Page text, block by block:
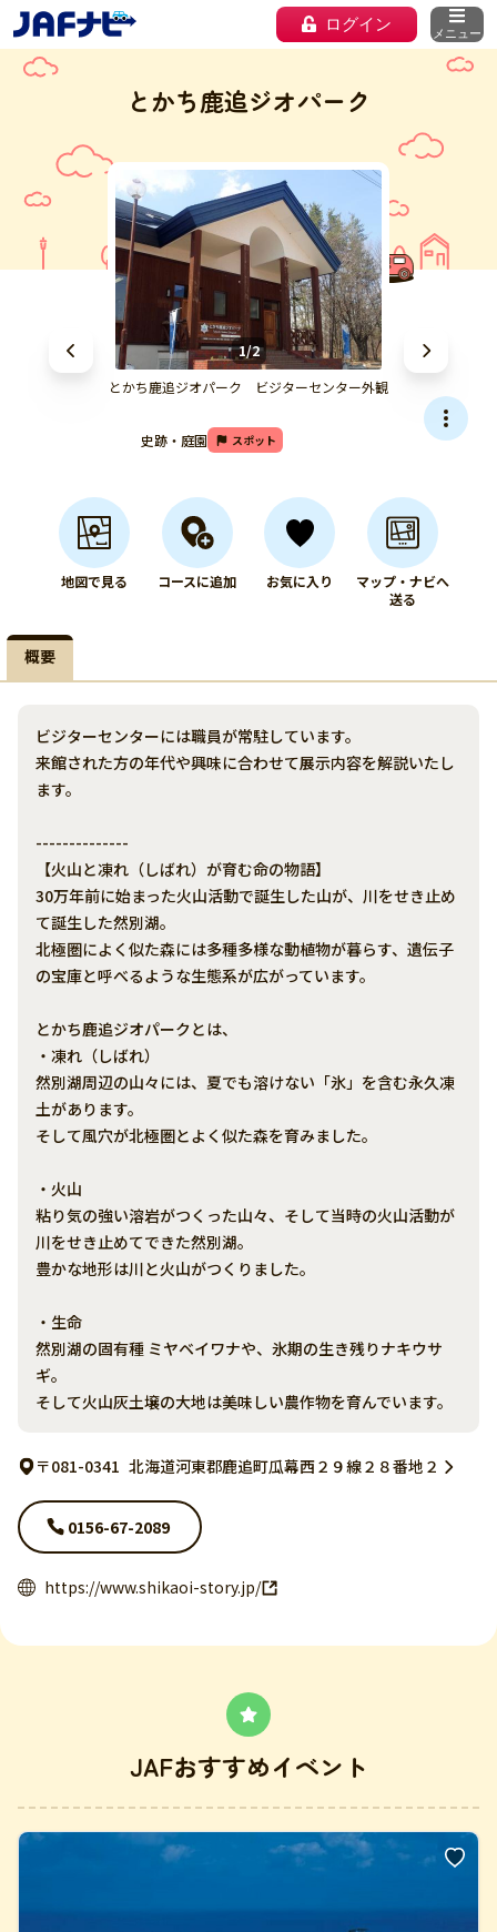
ログイン メニュー
とかち鹿追ジオパーク
1/2
とかち鹿追ジオパーク ビジターセンター外観
史跡・庭園 スポット
地図で見る コースに追加 お気に入り
マップ・ナビへ
送る
概要
ビジターセンターには職員が常駐しています。
来館された方の年代や興味に合わせて展示内容を解説いたし
ます。
--------------
【火山と凍れ（しばれ）が育む命の物語】
30万年前に始まった火山活動で誕生した山が、川をせき止め
て誕生した然別湖。
北極圏によく似た森には多種多様な動植物が暮らす、遺伝子
の宝庫と呼べるような生態系が広がっています。
とかち鹿追ジオパークとは、
・凍れ（しばれ）
然別湖周辺の山々には、夏でも溶けない「氷」を含む永久凍
土があります。
そして風穴が北極圏とよく似た森を育みました。
・火山
粘り気の強い溶岩がつくった山々、そして当時の火山活動が
川をせき止めてできた然別湖。
豊かな地形は川と火山がつくりました。
・生命
然別湖の固有種 ミヤベイワナや、氷期の生き残りナキウサ
ギ。
そして火山灰土壌の大地は美味しい農作物を育んでいます。
〒081-0341 北海道河東郡鹿追町瓜幕西２９線２８番地２
0156-67-2089
https://www.shikaoi-story.jp/
JAFおすすめイベント